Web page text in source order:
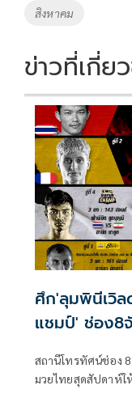
k
สิงหาคม
ข่าวที่เกี่ย
ศึก'ลุมพินีเวิ
แชมป์' ช่อง8
สถานีโทรทัศน์ช่อง 8
มวยไทยสุดสัปดาห์ใ